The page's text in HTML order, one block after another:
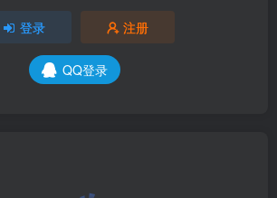
登录 注册
QQ登录